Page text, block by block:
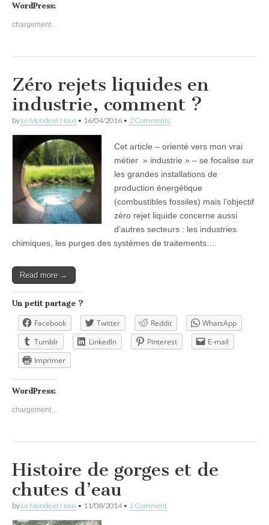
WordPress:
chargement…
Zéro rejets liquides en
industrie, comment ?
by Le Monde et Nous • 16/04/2016 • 2 Comments
Cet article – orienté vers mon vrai
métier » industrie » – se focalise sur
les grandes installations de
production énergétique
(combustibles fossiles) mais l’objectif
zéro rejet liquide concerne aussi
d’autres secteurs : les industries
chimiques, les purges des systèmes de traitements…
Read more →
Un petit partage ?
Facebook Twitter Reddit
WhatsApp
Tumblr
LinkedIn Pinterest
E-mail
Imprimer
WordPress:
chargement…
Histoire de gorges et de
chutes d’eau
by Le Monde et Nous • 11/08/2014• 1 Comment